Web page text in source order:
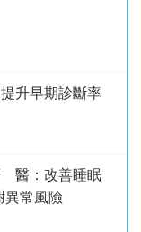
升早期診斷率
醫：改善睡眠
異常風險